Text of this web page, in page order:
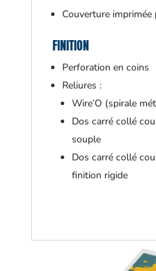
Couverture
FINITION
Perforation en coins
Reliures :
Wire’O (spirale
Dos carré collé
souple
Dos carré collé
finition rigide